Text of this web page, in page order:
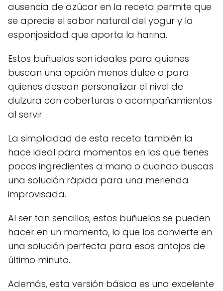
ausencia de azúcar en la receta permite que
se aprecie el sabor natural del yogur y la
esponjosidad que aporta la harina.
Estos buñuelos son ideales para quienes
buscan una opción menos dulce o para
quienes desean personalizar el nivel de
dulzura con coberturas o acompañamientos
al servir.
La simplicidad de esta receta también la
hace ideal para momentos en los que tienes
pocos ingredientes a mano o cuando buscas
una solución rápida para una merienda
improvisada.
Al ser tan sencillos, estos buñuelos se pueden
hacer en un momento, lo que los convierte en
una solución perfecta para esos antojos de
último minuto.
Además, esta versión básica es una excelente